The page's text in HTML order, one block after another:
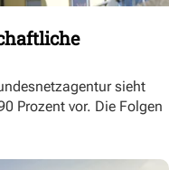
sieht
Prozent vor. Die Folgen